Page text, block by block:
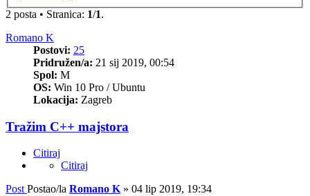
2 posta • Stranica: 1/1.
Romano K
Postovi: 25
Pridružen/a: 21 sij 2019, 00:54
Spol: M
OS: Win 10 Pro / Ubuntu
Lokacija: Zagreb
Tražim C++ majstora
Citiraj
Citiraj
Post Postao/la Romano K » 04 lip 2019, 19:34